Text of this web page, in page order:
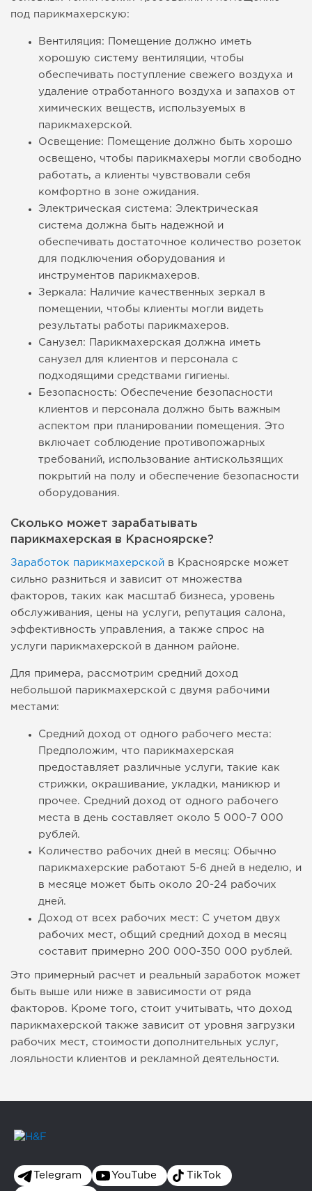
под парикмахерскую:
Вентиляция: Помещение должно иметь
хорошую систему вентиляции, чтобы
обеспечивать поступление свежего воздуха и
удаление отработанного воздуха и запахов от
химических веществ, используемых в
парикмахерской.
Освещение: Помещение должно быть хорошо
освещено, чтобы парикмахеры могли свободно
работать, а клиенты чувствовали себя
комфортно в зоне ожидания.
Электрическая система: Электрическая
система должна быть надежной и
обеспечивать достаточное количество розеток
для подключения оборудования и
инструментов парикмахеров.
Зеркала: Наличие качественных зеркал в
помещении, чтобы клиенты могли видеть
результаты работы парикмахеров.
Санузел: Парикмахерская должна иметь
санузел для клиентов и персонала с
подходящими средствами гигиены.
Безопасность: Обеспечение безопасности
клиентов и персонала должно быть важным
аспектом при планировании помещения. Это
включает соблюдение противопожарных
требований, использование антискользящих
покрытий на полу и обеспечение безопасности
оборудования.
Сколько может зарабатывать
парикмахерская в Красноярске?
Заработок парикмахерской в Красноярске может
сильно разниться и зависит от множества
факторов, таких как масштаб бизнеса, уровень
обслуживания, цены на услуги, репутация салона,
эффективность управления, а также спрос на
услуги парикмахерской в данном районе.
Для примера, рассмотрим средний доход
небольшой парикмахерской с двумя рабочими
местами:
Средний доход от одного рабочего места:
Предположим, что парикмахерская
предоставляет различные услуги, такие как
стрижки, окрашивание, укладки, маникюр и
прочее. Средний доход от одного рабочего
места в день составляет около 5 000-7 000
рублей.
Количество рабочих дней в месяц: Обычно
парикмахерские работают 5-6 дней в неделю, и
в месяце может быть около 20-24 рабочих
дней.
Доход от всех рабочих мест: С учетом двух
рабочих мест, общий средний доход в месяц
составит примерно 200 000-350 000 рублей.
Это примерный расчет и реальный заработок может
быть выше или ниже в зависимости от ряда
факторов. Кроме того, стоит учитывать, что доход
парикмахерской также зависит от уровня загрузки
рабочих мест, стоимости дополнительных услуг,
лояльности клиентов и рекламной деятельности.
Telegram YouTube TikTok